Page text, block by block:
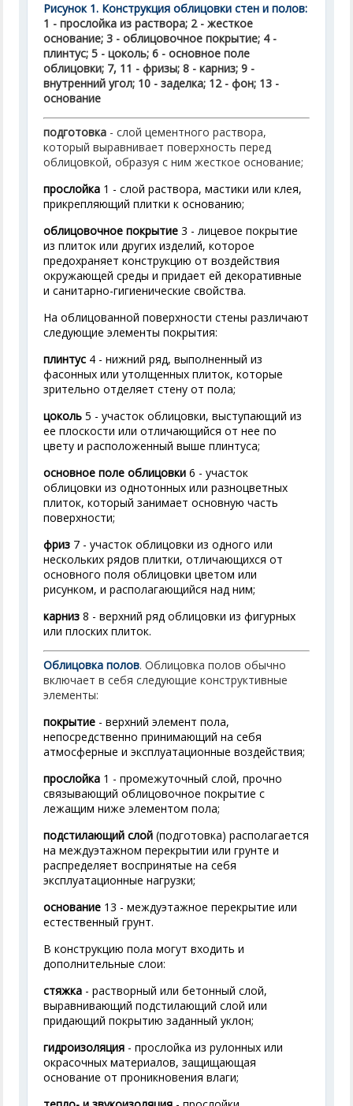
Рисунок 1. Конструкция облицовки стен и полов:
1 - прослойка из раствора; 2 - жесткое
основание; 3 - облицовочное покрытие; 4 -
плинтус; 5 - цоколь; 6 - основное поле
облицовки; 7, 11 - фризы; 8 - карниз; 9 -
внутренний угол; 10 - заделка; 12 - фон; 13 -
основание
подготовка - слой цементного раствора,
который выравнивает поверхность перед
облицовкой, образуя с ним жесткое основание;
прослойка 1 - слой раствора, мастики или клея,
прикрепляющий плитки к основанию;
облицовочное покрытие 3 - лицевое покрытие
из плиток или других изделий, которое
предохраняет конструкцию от воздействия
окружающей среды и придает ей декоративные
и санитарно-гигиенические свойства.
На облицованной поверхности стены различают
следующие элементы покрытия:
плинтус 4 - нижний ряд, выполненный из
фасонных или утолщенных плиток, которые
зрительно отделяет стену от пола;
цоколь 5 - участок облицовки, выступающий из
ее плоскости или отличающийся от нее по
цвету и расположенный выше плинтуса;
основное поле облицовки 6 - участок
облицовки из однотонных или разноцветных
плиток, который занимает основную часть
поверхности;
фриз 7 - участок облицовки из одного или
нескольких рядов плитки, отличающихся от
основного поля облицовки цветом или
рисунком, и располагающийся над ним;
карниз 8 - верхний ряд облицовки из фигурных
или плоских плиток.
Облицовка полов. Облицовка полов обычно
включает в себя следующие конструктивные
элементы:
покрытие - верхний элемент пола,
непосредственно принимающий на себя
атмосферные и эксплуатационные воздействия;
прослойка 1 - промежуточный слой, прочно
связывающий облицовочное покрытие с
лежащим ниже элементом пола;
подстилающий слой (подготовка) располагается
на междуэтажном перекрытии или грунте и
распределяет воспринятые на себя
эксплуатационные нагрузки;
основание 13 - междуэтажное перекрытие или
естественный грунт.
В конструкцию пола могут входить и
дополнительные слои:
стяжка - растворный или бетонный слой,
выравнивающий подстилающий слой или
придающий покрытию заданный уклон;
гидроизоляция - прослойка из рулонных или
окрасочных материалов, защищающая
основание от проникновения влаги;